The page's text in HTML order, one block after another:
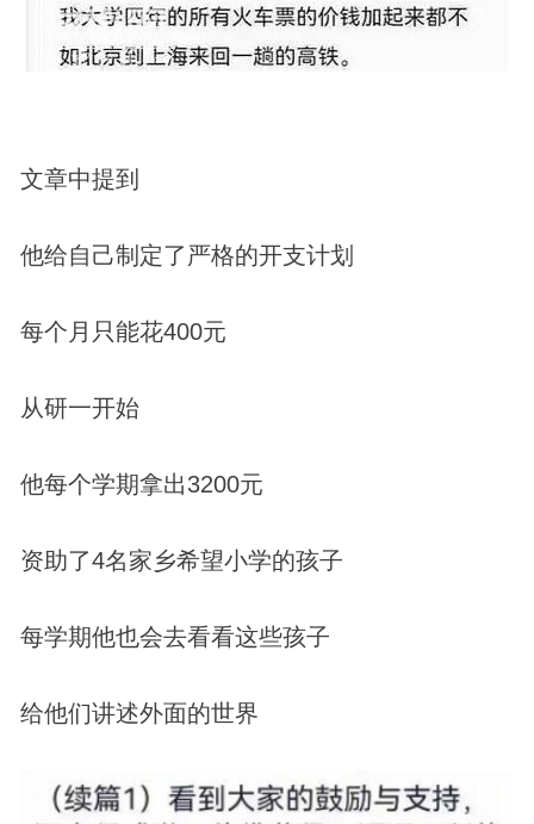
文章中提到
他给自己制定了严格的开支计划
每个月只能花400元
从研一开始
他每个学期拿出3200元
资助了4名家乡希望小学的孩子
每学期他也会去看看这些孩子
给他们讲述外面的世界